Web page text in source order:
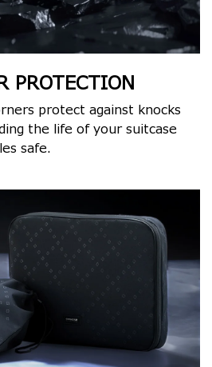
PROTECTION
protect against knocks
the life of your suitcase
safe.